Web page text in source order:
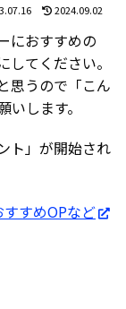
2024.09.02
におすすめの
してください。
思うので「こん
します。
ト」が開始され
すめOPなど